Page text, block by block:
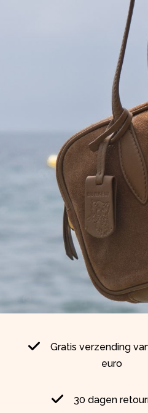
Gratis verzending
euro
30 dagen